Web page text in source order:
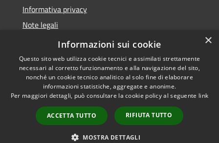
Informativa privacy
Note legali
Dichiarazione di accessibilità
Accessibilità
Copyright © 2026 • Comune di
Zungoli • Powered by
Municipium•
Accesso
redazione
×
Informazioni sui cookie
Questo sito web utilizza cookie tecnici e assimilati strettamente
necessari al corretto funzionamento e alla navigazione del sito,
nonché un cookie tecnico analitico al solo fine di elaborare
informazioni statistiche, aggregate e anonime.
Per maggiori dettagli, può consultare la cookie policy al seguente link
ACCETTA TUTTO RIFIUTA TUTTO
MOSTRA DETTAGLI